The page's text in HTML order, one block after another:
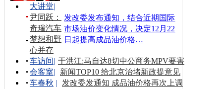
发改委发布通知，结合近期国际
市场油价变化情况，决定12月22
日起提高成品油价格…
大讲堂|
尹同跃：
奇瑞汽车
梦想和野
心并存
车访间| 于洪江:马自达8切中公商务MPV要害
会客室|
新闻TOP10 给北京治堵新政提意见
车春秋 |
发改委发通知 成品油价格再次上调